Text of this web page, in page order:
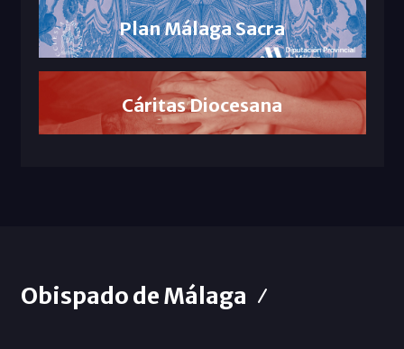
Plan Málaga Sacra
Cáritas Diocesana
Obispado de Málaga